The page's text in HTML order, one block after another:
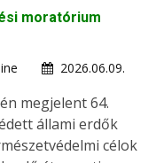
moratórium
2026.06.09.
megjelent 64.
állami erdők
célok